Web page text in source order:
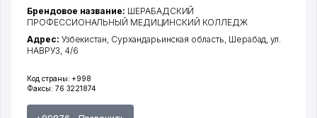
Код страны: +998
Факсы: 76 3221874
Брендовое название: ШЕРАБАДСКИЙ
ПРОФЕССИОНАЛЬНЫЙ МЕДИЦИНСКИЙ КОЛЛЕДЖ
Адрес: Узбекистан, Сурхандарьинская область Шерабад ,ул.
НАВРУЗ , 4/6